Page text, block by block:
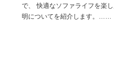
で、 快適なソファライフを楽
明についてを紹介します。……